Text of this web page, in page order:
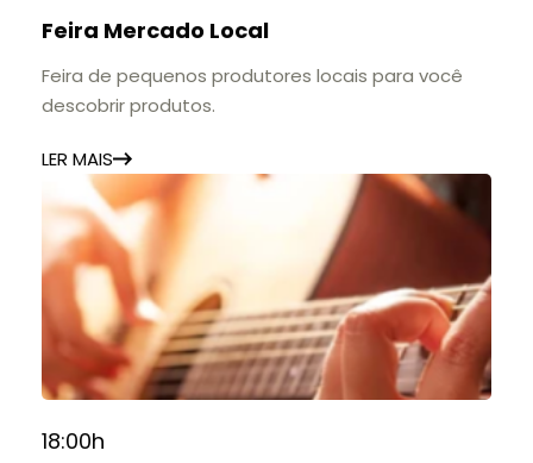
Feira Mercado Local
Feira de pequenos produtores locais para você
descobrir produtos.
LER MAIS
18:00h